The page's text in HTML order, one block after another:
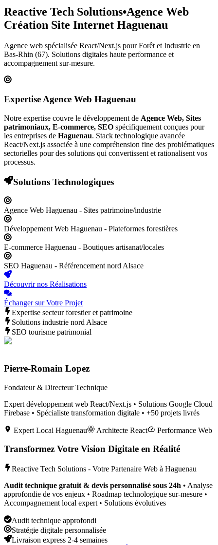
Reactive Tech Solutions•Agence Web
Création Site Internet Haguenau
Agence web spécialisée React/Next.js pourForêt et Industrie en
Bas-Rhin (67). Solutions digitales haute performance et
accompagnement sur-mesure.
Expertise Agence Web Haguenau
Notre expertise couvre le développement de Agence Web, Sites
patrimoniaux, E-commerce, SEO spécifiquement conçues pour
les entreprises de Haguenau. Stack technologique avancée
React/Next.js associée à une compréhension fine des problématiques
sectorielles pour des solutions qui convertissent et rationalisent vos
processus.
Solutions Technologiques
Agence Web Haguenau - Sites patrimoine/industrie
Développement Web Haguenau - Plateformes forestières
E-commerce Haguenau - Boutiques artisanat/locales
SEO Haguenau - Référencement nord Alsace
Découvrir nos Réalisations
Échanger sur Votre Projet
Expertise secteur forestier et patrimoine
Solutions industrie nord Alsace
SEO tourisme patrimonial
Pierre-Romain Lopez
Fondateur & Directeur Technique
Expert développement web React/Next.js • Solutions Google Cloud
Firebase • Spécialiste transformation digitale • +50 projets livrés
Expert Local Haguenau Architecte React Performance Web
Transformez Votre Vision Digitale en Réalité
Reactive Tech Solutions - Votre Partenaire Web à Haguenau
Audit technique gratuit & devis personnalisé sous 24h • Analyse
approfondie de vos enjeux • Roadmap technologique sur-mesure •
Accompagnement local expert • Solutions évolutives
Audit technique approfondi
Stratégie digitale personnalisée
Livraison express 2-4 semaines